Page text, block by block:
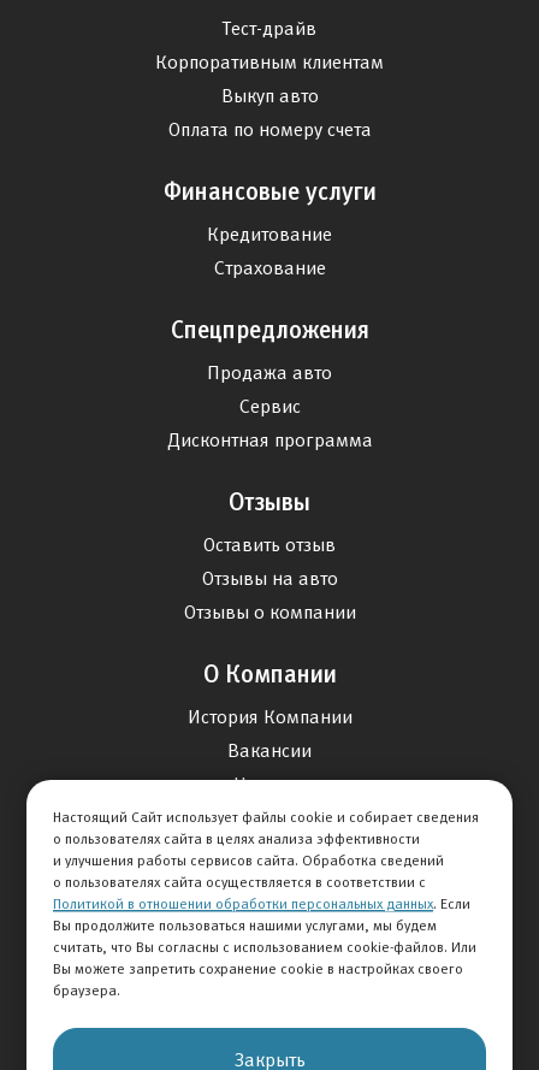
Тест-драйв
Корпоративным клиентам
Выкуп авто
Оплата по номеру счета
Финансовые услуги
Кредитование
Страхование
Спецпредложения
Продажа авто
Сервис
Дисконтная программа
Отзывы
Оставить отзыв
Отзывы на авто
Отзывы о компании
О Компании
История Компании
Вакансии
Новости
Карта сайта
Контакты
+7 495 292-60-60
Настоящий Сайт использует файлы cookie и собирает сведения
о пользователях сайта в целях анализа эффективности
и улучшения работы сервисов сайта. Обработка сведений
о пользователях сайта осуществляется в соответствии с
Политикой в отношении обработки персональных данных. Если
Вы продолжите пользоваться нашими услугами, мы будем
считать, что Вы согласны с использованием cookie-файлов. Или
Вы можете запретить сохранение cookie в настройках своего
браузера.
Закрыть